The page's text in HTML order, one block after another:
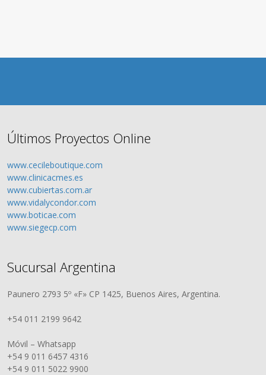
Últimos Proyectos Online
www.cecileboutique.com
www.clinicacmes.es
www.cubiertas.com.ar
www.vidalycondor.com
www.boticae.com
www.siegecp.com
Sucursal Argentina
Paunero 2793 5º «F» CP 1425, Buenos Aires, Argentina.
+54 011 2199 9642
Móvil – Whatsapp
+54 9 011 6457 4316
+54 9 011 5022 9900